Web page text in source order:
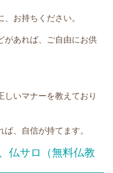
お持ちください。
があれば、ご自由にお供
しいマナーを教えており
、自信が持てます。
仏サロ（無料仏教